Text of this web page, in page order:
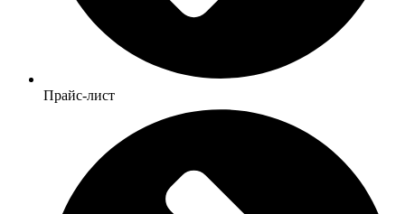
Прайс-лист